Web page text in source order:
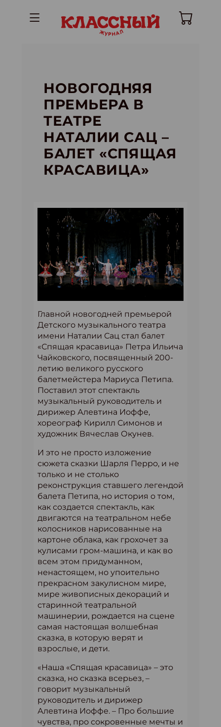
НОВОГОДНЯЯ
ПРЕМЬЕРА В
ТЕАТРЕ
НАТАЛИИ САЦ –
БАЛЕТ «СПЯЩАЯ
КРАСАВИЦА»
Главной новогодней премьерой
Детского музыкального театра
имени Наталии Сац стал балет
«Спящая красавица» Петра Ильича
Чайковского, посвященный 200-
летию великого русского
балетмейстера Мариуса Петипа.
Поставил этот спектакль
музыкальный руководитель и
дирижер Алевтина Иоффе,
хореограф Кирилл Симонов и
художник Вячеслав Окунев.
И это не просто изложение
сюжета сказки Шарля Перро, и не
только и не столько
реконструкция ставшего легендой
балета Петипа, но история о том,
как создается спектакль, как
двигаются на театральном небе
колосников нарисованные на
картоне облака, как грохочет за
кулисами гром-машина, и как во
всем этом придуманном,
ненастоящем, но упоительно
прекрасном закулисном мире,
мире живописных декораций и
старинной театральной
машинерии, рождается на сцене
самая настоящая волшебная
сказка, в которую верят и
взрослые, и дети.
«Наша «Спящая красавица» – это
сказка, но сказка всерьез, –
говорит музыкальный
руководитель и дирижер
Алевтина Иоффе. – Про большие
чувства, про сокровенные мечты и